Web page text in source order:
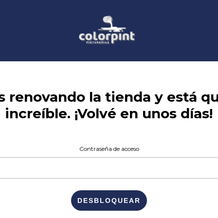
renovando la tienda y está
increíble. ¡Volvé en unos días!
Contraseña de acceso
DESBLOQUEAR